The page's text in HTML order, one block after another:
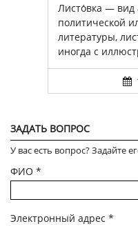
Листо́вка — вид
политической
литературы,
иногда с
ЗАДАТЬ ВОПРОС
У вас есть вопрос? Задайте
ФИО *
Электронный адрес *